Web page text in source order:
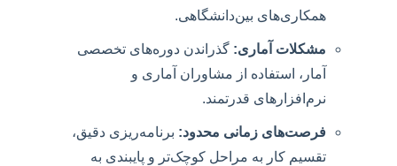
همکاری‌های بین‌دانشگاهی.
مشکلات آماری: گذراندن دوره‌های تخصصی
آمار، استفاده از مشاوران آماری و
نرم‌افزارهای قدرتمند.
فرصت‌های زمانی محدود: برنامه‌ریزی دقیق،
تقسیم کار به مراحل کوچک‌تر و پایبندی به